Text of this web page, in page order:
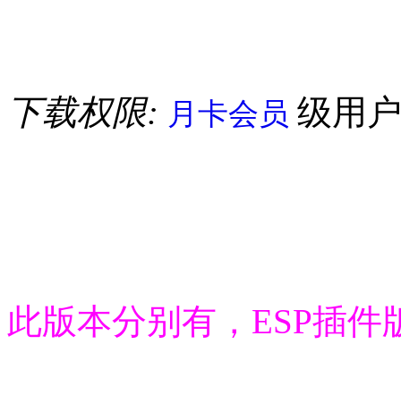
下载权限: 月卡会员 级用
此版本分别有，ESP插